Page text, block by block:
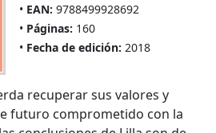
EAN: 9788499928692
Páginas: 160
Fecha de edición: 2018
recuperar sus valores y
futuro comprometido con la